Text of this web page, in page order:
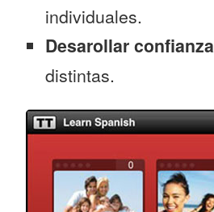
individuales.
Desarollar confianza
distintas.